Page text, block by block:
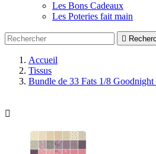
Les Bons Cadeaux
Les Poteries fait main

Accueil
Tissus
Bundle de 33 Fats 1/8
